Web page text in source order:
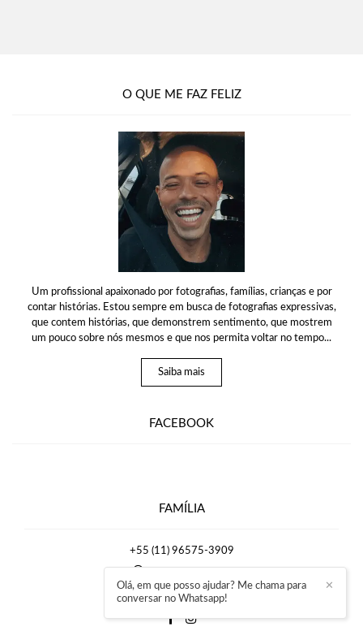
O QUE ME FAZ FELIZ
Um profissional apaixonado por fotografias, famílias, crianças e por
contar histórias. Estou sempre em busca de fotografias expressivas,
que contem histórias, que demonstrem sentimento, que mostrem
um pouco sobre nós mesmos e que nos permita voltar no tempo...
Saiba mais
FACEBOOK
FAMÍLIA
+55 (11) 96575-3909
rafaelmirrafotografia@gmail.com
✕
Olá, em que posso ajudar? Me chama para
conversar no Whatsapp!